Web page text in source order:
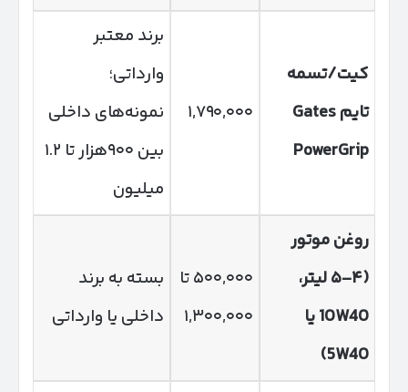
کیت/تسمه
تایمGates
PowerGrip
۱,۷۹۰,۰۰۰
برند معتبر
وارداتی؛
نمونه‌های داخلی
بین ۹۰۰هزار تا ۱.۲
میلیون
روغن موتور
(۴–۵لیتر،
10W40
یا
5W40)
۵۰۰,۰۰۰ تا
۱,۳۰۰,۰۰۰
بسته به برند
داخلی یا وارداتی